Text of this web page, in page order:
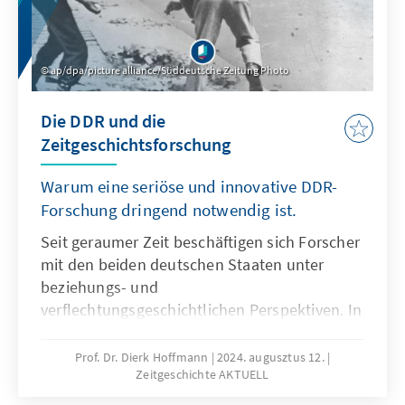
ap/dpa/picture alliance/Süddeutsche Zeitung Photo
Die DDR und die
Zeitgeschichtsforschung
Warum eine seriöse und innovative DDR-
Forschung dringend notwendig ist.
Seit geraumer Zeit beschäftigen sich Forscher
mit den beiden deutschen Staaten unter
beziehungs- und
verflechtungsgeschichtlichen Perspektiven. In
gemeinsamen, teils unterschiedlichen
Erfahrungen und Erwartungshaltungen der
Prof. Dr. Dierk Hoffmann
2024. augusztus 12.
Zeitgeschichte AKTUELL